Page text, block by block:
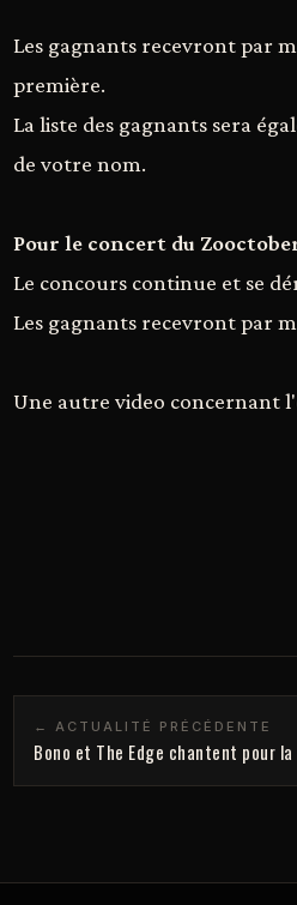
Les gagnants recevront par
première.
La liste des gagnants sera
de votre nom.
Pour le concert du
Le concours continue et se
Les gagnants recevront par
Une autre video concernant
← ACTUALITÉ PRÉCÉDENTE
Bono et The Edge chantent pour